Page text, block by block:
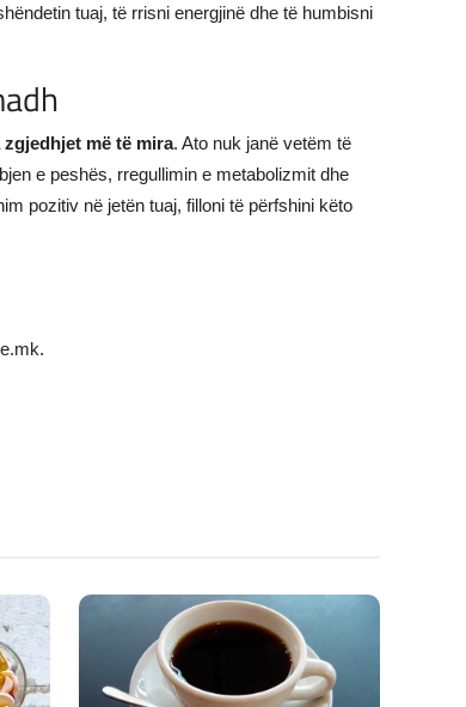
tuaj, të rrisni energjinë dhe të humbisni
më të mira. Ato nuk janë vetëm të
e peshës, rregullimin e metabolizmit dhe
pozitiv në jetën tuaj, filloni të përfshini këto